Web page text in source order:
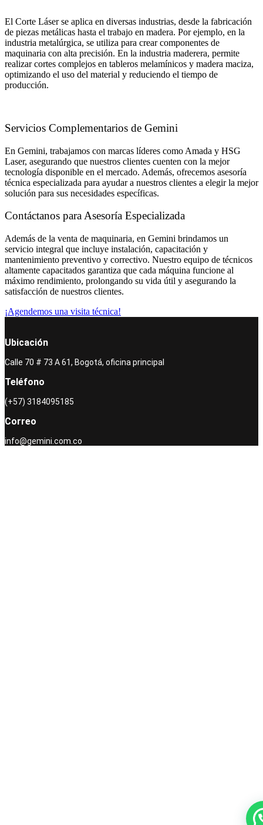
El Corte Láser se aplica en diversas industrias, desde la fabricación
de piezas metálicas hasta el trabajo en madera. Por ejemplo, en la
industria metalúrgica, se utiliza para crear componentes de
maquinaria con alta precisión. En la industria maderera, permite
realizar cortes complejos en tableros melamínicos y madera maciza,
optimizando el uso del material y reduciendo el tiempo de
producción.
Servicios Complementarios de Gemini
En Gemini, trabajamos con marcas líderes como Amada y HSG
Laser, asegurando que nuestros clientes cuenten con la mejor
tecnología disponible en el mercado. Además, ofrecemos asesoría
técnica especializada para ayudar a nuestros clientes a elegir la mejor
solución para sus necesidades específicas.
Contáctanos para Asesoría Especializada
Además de la venta de maquinaria, en Gemini brindamos un
servicio integral que incluye instalación, capacitación y
mantenimiento preventivo y correctivo. Nuestro equipo de técnicos
altamente capacitados garantiza que cada máquina funcione al
máximo rendimiento, prolongando su vida útil y asegurando la
satisfacción de nuestros clientes.
¡Agendemos una visita técnica!
Ubicación
Calle 70 # 73 A 61, Bogotá, oficina principal
Teléfono
(+57) 3184095185
Correo
info@gemini.com.co